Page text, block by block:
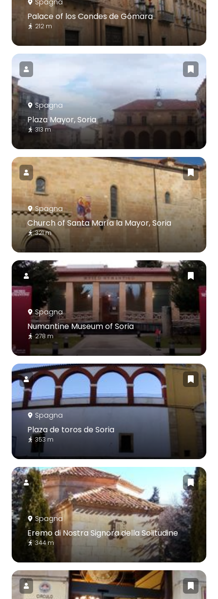
Spagna
Palace of los Condes de Gómara
212 m
Spagna
Plaza Mayor, Soria
313 m
Spagna
Church of Santa María la Mayor, Soria
321 m
Spagna
Numantine Museum of Soria
278 m
Spagna
Plaza de toros de Soria
353 m
Spagna
Eremo di Nostra Signora della Solitudine
344 m